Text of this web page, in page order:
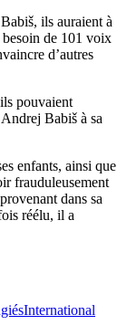
ils auraient à
de 101 voix
d’autres
pouvaient
Babiš à sa
enfants, ainsi que
frauduleusement
dans sa
réélu, il a
International